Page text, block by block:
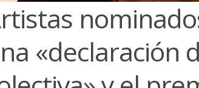
«declaración